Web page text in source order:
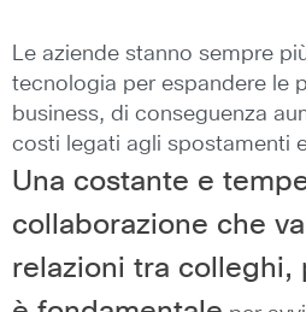
Le aziende stanno sempre
tecnologia per espandere le
business, di conseguenza
costi legati agli spostamenti
Una costante e
collaborazione che
relazioni tra colleghi,